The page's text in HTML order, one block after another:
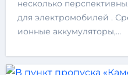
несколько
для электромобилей .
ионные аккумуляторы,…